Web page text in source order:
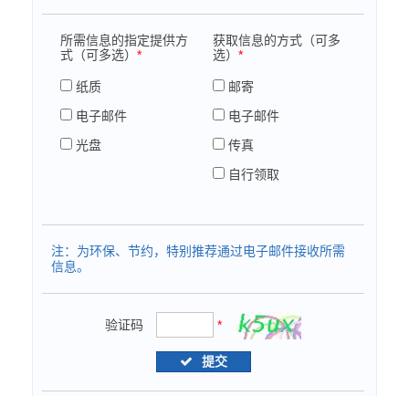
所需信息的指定提供方
式（可多选） *
纸质
电子邮件
光盘
获取信息的方式（可多
选） *
邮寄
电子邮件
传真
自行领取
注：为环保、节约，特别推荐通过电子邮件接收所需
信息。
验证码 *
提交